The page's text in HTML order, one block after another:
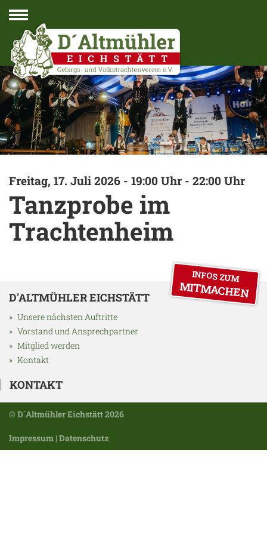
Freitag, 17. Juli 2026 - 19:00 Uhr - 22:00 Uhr
Tanzprobe im
Trachtenheim
D'ALTMÜHLER EICHSTÄTT
Unsere nächsten Auftritte
Vorstand und Ansprechpartner
Mitglied werden
Kontakt
KONTAKT
INFOS ZUM
MITMACHEN
© D´Altmühler Eichstätt 2026
Impressum | Datenschutz